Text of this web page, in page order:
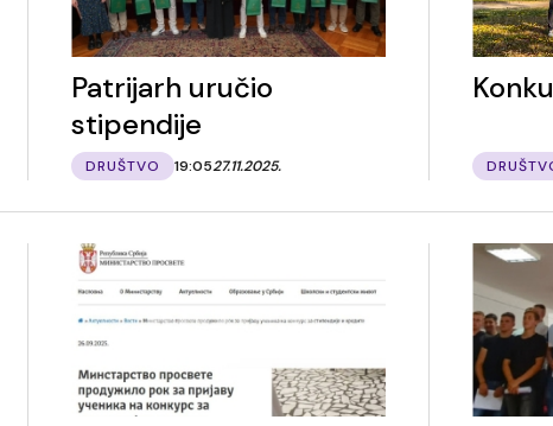
Patrijarh uručio
stipendije
DRUŠTVO 19:0527.11.2025.